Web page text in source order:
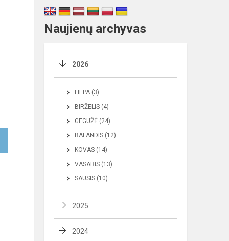
Naujienų archyvas
2026
LIEPA (3)
BIRŽELIS (4)
GEGUŽĖ (24)
BALANDIS (12)
KOVAS (14)
VASARIS (13)
SAUSIS (10)
2025
2024